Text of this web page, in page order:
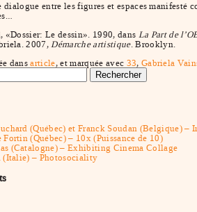
dialogue entre les figures et espaces
«Dossier: Le dessin». 1990, dans La Part de
2007, Démarche artistique. Brooklyn.
dansarticle, et marquée avec 33, Gabriela
(Québec) et Franck Soudan (Belgique) –
Fortin (Québec) – 10x (Puissance de 10)
(Catalogne) – Exhibiting Cinema Collage
– Photosociality